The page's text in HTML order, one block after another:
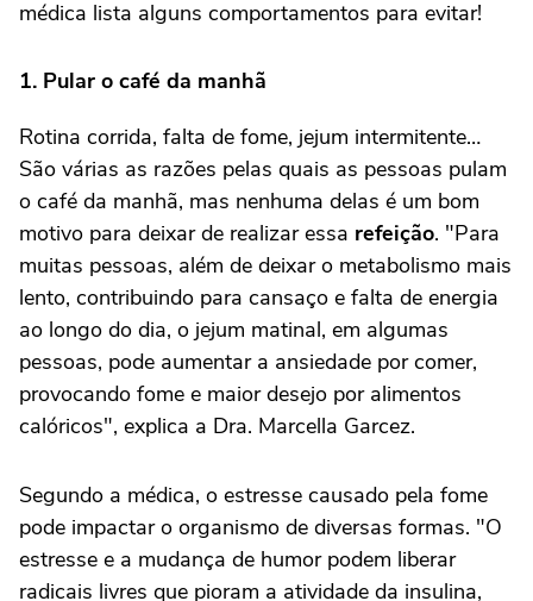
médica lista alguns comportamentos para evitar!
1. Pular o café da manhã
Rotina corrida, falta de fome, jejum intermitente…
São várias as razões pelas quais as pessoas pulam
o café da manhã, mas nenhuma delas é um bom
motivo para deixar de realizar essa refeição. "Para
muitas pessoas, além de deixar o metabolismo mais
lento, contribuindo para cansaço e falta de energia
ao longo do dia, o jejum matinal, em algumas
pessoas, pode aumentar a ansiedade por comer,
provocando fome e maior desejo por alimentos
calóricos", explica a Dra. Marcella Garcez.
Segundo a médica, o estresse causado pela fome
pode impactar o organismo de diversas formas. "O
estresse e a mudança de humor podem liberar
radicais livres que pioram a atividade da insulina,